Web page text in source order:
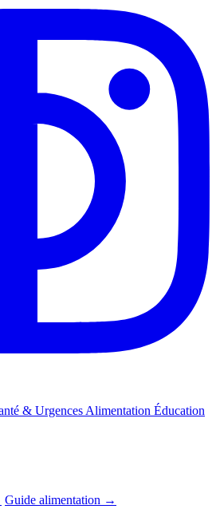
& Urgences Alimentation Éducation
Guide alimentation →